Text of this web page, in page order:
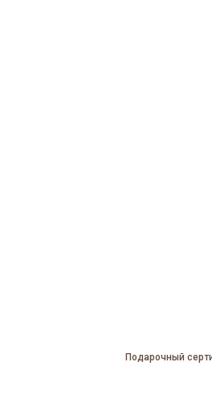
Подарочный